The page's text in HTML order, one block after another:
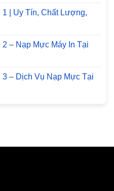
1 | Uy Tín, Chất Lượng,
– Nạp Mực Máy In Tại
– Dịch Vụ Nạp Mực Tại